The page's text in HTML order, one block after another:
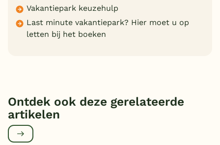
Vakantiepark keuzehulp
Last minute vakantiepark? Hier moet u op
letten bij het boeken
Ontdek ook deze gerelateerde
artikelen